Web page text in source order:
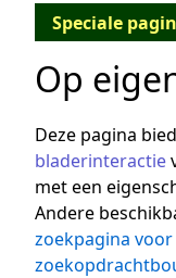
Speciale
Op
Deze pagina
bladerinteractie
met een
Andere
zoekpagina